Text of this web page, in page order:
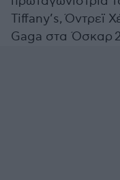
Tiffany’s, Όντρεϊ
Gaga στα Όσκαρ